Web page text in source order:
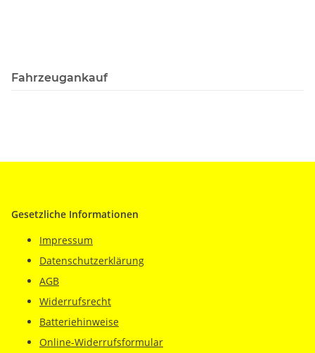
Fahrzeugankauf
Gesetzliche Informationen
Impressum
Datenschutzerklärung
AGB
Widerrufsrecht
Batteriehinweise
Online-Widerrufsformular